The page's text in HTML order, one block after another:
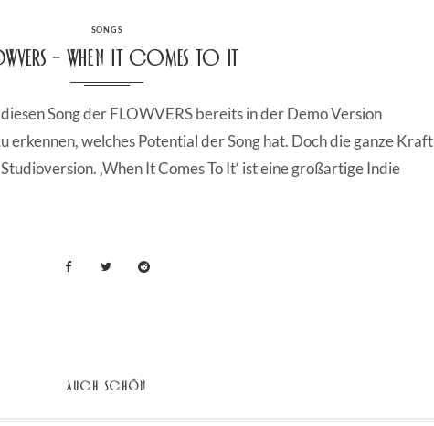
CATEGORIES
SONGS
– When it Comes To It
Song der FLOWVERS bereits in der Demo Version
erkennen, welches Potential der Song hat. Doch die ganze Kraft
‚When It Comes To It‘ ist eine großartige Indie
AUCH SCHÖN